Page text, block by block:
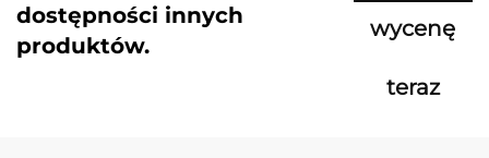
dostępności innych
produktów.
wycenę
teraz